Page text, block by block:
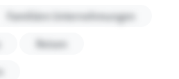
Familiäre Unternehmungen
Reisen